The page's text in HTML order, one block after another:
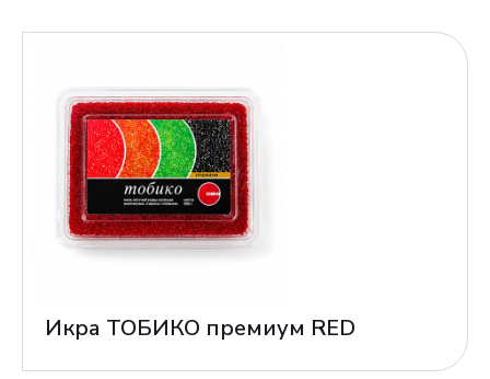
Икра ТОБИКО премиум RED